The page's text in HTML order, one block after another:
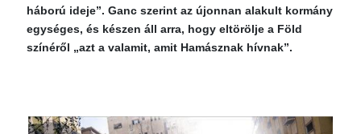
háború ideje”. Ganc szerint az újonnan alakult kormány
egységes, és készen áll arra, hogy eltörölje a Föld
színéről „azt a valamit, amit Hamásznak hívnak”.